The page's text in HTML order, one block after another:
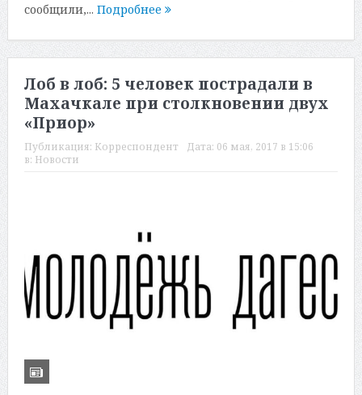
сообщили,... Подробнее
Лоб в лоб: 5 человек пострадали в
Махачкале при столкновении двух
«Приор»
Публикация: Корреспондент Дата: 06 мая, 2017 в 15:06
в: Новости